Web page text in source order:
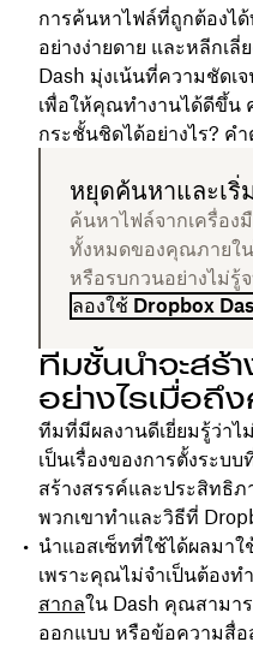
การค้นหาไฟล์ที่ถูกต้องไ
อย่างง่ายดาย และหลีกเ
Dash มุ่งเน้นที่ความชัดเ
เพื่อให้คุณทำงานได้ดีขึ้น
กระชั้นชิดได้อย่างไร? ค
หยุดค้นหาและเริ่
ค้นหาไฟล์จากเครื่อง
ทั้งหมดของคุณภายใ
หรือรบกวนอย่างไม่รู้
ลองใช้ Dropbox
ทีมชั้นนำจะสร้
อย่างไรเมื่อถึ
ทีมที่มีผลงานดีเยี่ยมรู้ว่าไ
เป็นเรื่องของการตั้งระบ
สร้างสรรค์และประสิทธิ
พวกเขาทำและวิธีที่
นำแอสเซ็ทที่ใช้ได้ผลมาใ
เพราะคุณไม่จำเป็นต้องท
สากลใน Dash คุณสามา
ออกแบบ หรือข้อความสื่อ